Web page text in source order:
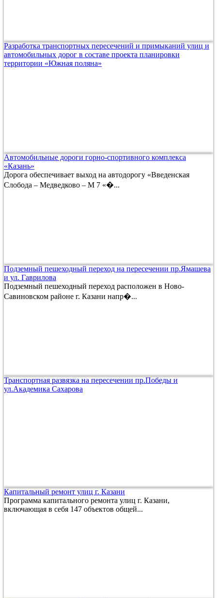
Разработка транспортных пересечений и примыканий улиц и
автомобильных дорог в составе проекта планировки
территории «Южная поляна»
Автомобильные дороги горно-спортивного комплекса
«Казань»
Дорога обеспечивает выход на автодорогу «Введенская
Слобода – Медведково – М 7 «�...
Подземный пешеходный переход на пересечении пр.Ямашева
и ул. Гаврилова
Подземный пешеходный переход расположен в Ново-
Савиновском районе г. Казани напр�...
Транспортная развязка на пересечении пр.Победы и
ул.Академика Сахарова
Капитальный ремонт улиц г. Казани
Программа капитального ремонта улиц г. Казани,
включающая в себя 147 объектов общей...